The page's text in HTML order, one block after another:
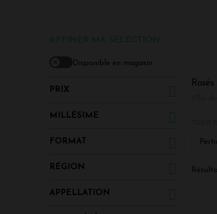
Disponible en magasin
PRIX
MILLÉSIME
FORMAT
RÉGION
APPELLATION